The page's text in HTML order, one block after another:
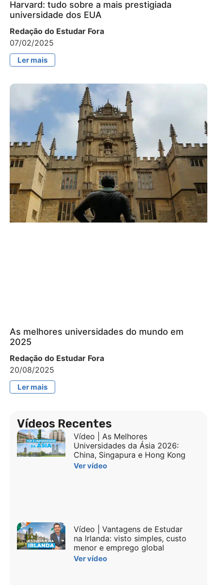
Harvard: tudo sobre a mais prestigiada
universidade dos EUA
Redação do Estudar Fora
07/02/2025
Ler mais
As melhores universidades do mundo em
2025
Redação do Estudar Fora
20/08/2025
Ler mais
Vídeos Recentes
Vídeo | As Melhores
Universidades da Ásia 2026:
China, Singapura e Hong Kong
Ver vídeo
Vídeo | Vantagens de Estudar
na Irlanda: visto simples, custo
menor e emprego global
Ver vídeo